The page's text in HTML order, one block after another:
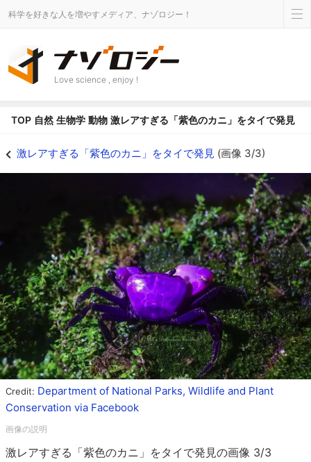
科学を好きな人を増やすメディア、ナゾロジー！
Love science , enjoy !
TOP 自然 生物学 動物 激レアすぎる「紫色のカニ」をタイで発見
激レアすぎる「紫色のカニ」をタイで発見 (画像 3/3)
Credit: Department of National Parks, Wildlife and Plant
Conservation via Facebook
激レアすぎる「紫色のカニ」をタイで発見の画像 3/3